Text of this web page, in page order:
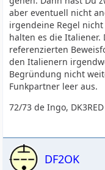
aber eventuell nicht
irgendeine Regel
halten es die Italiener.
referenzierten
den Italienern
Begründung nicht
Funkpartner leer aus.
72/73 de Ingo,
DF2OK